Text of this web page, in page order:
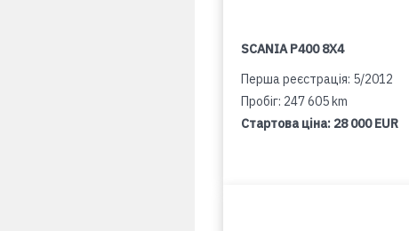
SCANIA P400 8X4
Перша реєстрація: 5/2012
Пробіг: 247 605 km
Стартова ціна: 28 000 EUR